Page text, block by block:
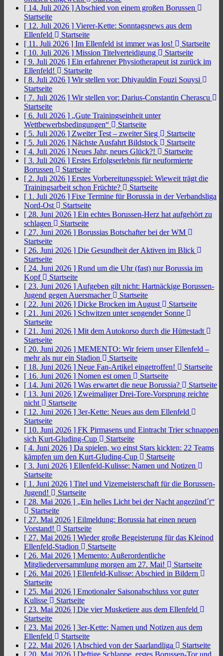
[ 14. Juli 2026 ] Abschied von einem großen Borussen
Startseite
[ 12. Juli 2026 ] Vierer-Kette: Sonntagsnews aus dem
Ellenfeld
Startseite
[ 11. Juli 2026 ] Im Ellenfeld ist immer was los!
Startseite
[ 10. Juli 2026 ] Mission Titelverteidigung
Startseite
[ 9. Juli 2026 ] Ein erfahrener Physiotherapeut ist zurück im
Ellenfeld!
Startseite
[ 8. Juli 2026 ] Wir stellen vor: Dhiyauldin Fouzi Souysi
Startseite
[ 7. Juli 2026 ] Wir stellen vor: Darius-Constantin Cherascu
Startseite
[ 6. Juli 2026 ] „Gute Trainingseinheit unter
Wettbewerbsbedingungen“
Startseite
[ 5. Juli 2026 ] Zweiter Test – zweiter Sieg
Startseite
[ 5. Juli 2026 ] Nächste Ausfahrt Bildstock
Startseite
[ 4. Juli 2026 ] Neues Jahr, neues Glück?!
Startseite
[ 3. Juli 2026 ] Erstes Erfolgserlebnis für neuformierte
Borussen
Startseite
[ 2. Juli 2026 ] Erstes Vorbereitungsspiel: Wieweit trägt die
Trainingsarbeit schon Früchte?
Startseite
[ 1. Juli 2026 ] Fixe Termine für Borussia in der Verbandsliga
Nord-Ost
Startseite
[ 28. Juni 2026 ] Ein echtes Borussen-Herz hat aufgehört zu
schlagen
Startseite
[ 27. Juni 2026 ] Borussias Botschafter bei der WM
Startseite
[ 26. Juni 2026 ] Die Gesundheit der Aktiven im Blick
Startseite
[ 24. Juni 2026 ] Rund um die Uhr (fast) nur Borussia im
Kopf
Startseite
[ 23. Juni 2026 ] Aufgeben gilt nicht: Hartnäckige Borussen-
Jugend gegen Auersmacher
Startseite
[ 22. Juni 2026 ] Dicke Brocken im August
Startseite
[ 21. Juni 2026 ] Schwitzen unter sengender Sonne
Startseite
[ 21. Juni 2026 ] Mit dem Autokorso durch die Hüttestadt
Startseite
[ 20. Juni 2026 ] MEMENTO: Wir feiern unser Ellenfeld –
mehr als nur ein Stadion
Startseite
[ 18. Juni 2026 ] Neue Fan-Artikel eingetroffen!
Startseite
[ 16. Juni 2026 ] Nomen est omen
Startseite
[ 14. Juni 2026 ] Was erwartet die neue Borussia?
Startseite
[ 13. Juni 2026 ] Zweimaliger Drei-Tore-Vorsprung reichte
nicht
Startseite
[ 12. Juni 2026 ] 3er-Kette: Neues aus dem Ellenfeld
Startseite
[ 10. Juni 2026 ] FK Pirmasens und Eintracht Trier schnappen
sich Kurt-Gluding-Cup
Startseite
[ 4. Juni 2026 ] Da spielen, wo einst Stars kickten: 22 Teams
kämpfen um den Kurt-Gluding-Cup
Startseite
[ 3. Juni 2026 ] Ellenfeld-Kulisse: Namen und Notizen
Startseite
[ 1. Juni 2026 ] Titel und Vizemeisterschaft für die Borussen-
Jugend!
Startseite
[ 28. Mai 2026 ] „Ein helles Licht bei der Nacht angezünd´t“
Startseite
[ 27. Mai 2026 ] Eilmeldung: Borussia hat einen neuen
Vorstand!
Startseite
[ 27. Mai 2026 ] Wieder große Begeisterung für das Kleinod
Ellenfeld-Stadion
Startseite
[ 26. Mai 2026 ] Memento: Außerordentliche
Mitgliederversammlung morgen am 27. Mai!
Startseite
[ 26. Mai 2026 ] Ellenfeld-Kulisse: Abschied in Bildern
Startseite
[ 25. Mai 2026 ] Emotionaler Saisonabschluss vor guter
Kulisse
Startseite
[ 23. Mai 2026 ] Die vier Musketiere aus dem Ellenfeld
Startseite
[ 23. Mai 2026 ] 3er-Kette: Namen und Notizen aus dem
Ellenfeld
Startseite
[ 22. Mai 2026 ] Abschied von der Saarlandliga
Startseite
[ 20. Mai 2026 ] Deftige Schlappe, erstes Borussen-Tor und